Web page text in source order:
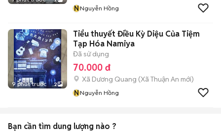
NNguyễn Hồng
9 phút trước 2
Tiểu thuyết Điều Kỳ Diệu Của Tiệm
Tạp Hóa Namiya
Đã sử dụng
70.000 đ
Xã Dương Quang (Xã Thuận An mới)
NNguyễn Hồng
Bạn cần tìm dung lượng nào ?